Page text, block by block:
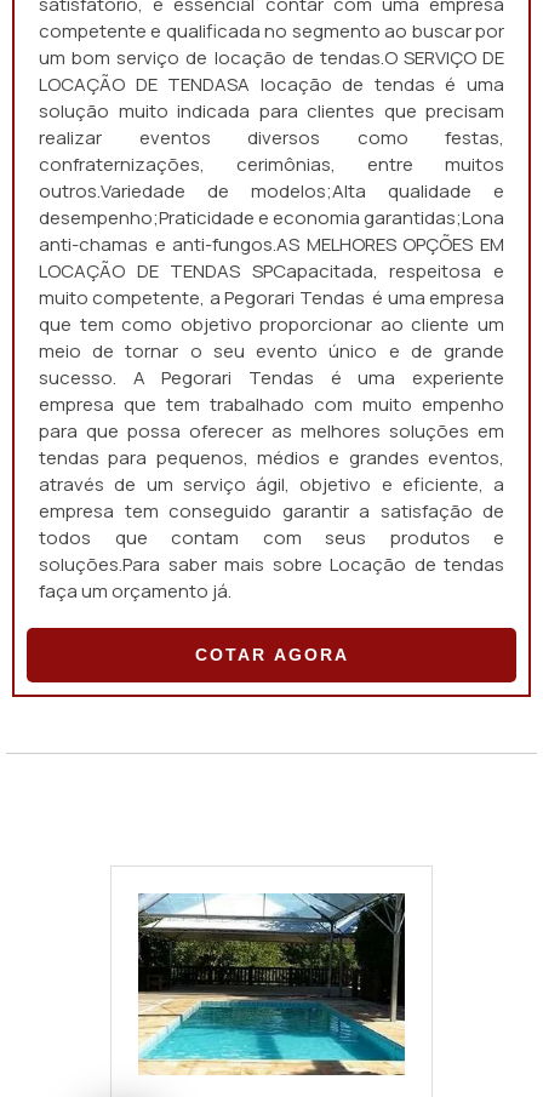
competente e qualificada no segmento ao buscar por
um bom serviço de locação de tendas.O SERVIÇO DE
LOCAÇÃO DE TENDASA locação de tendas é uma
solução muito indicada para clientes que precisam
realizar eventos diversos como festas,
confraternizações, cerimônias, entre muitos
outros.Variedade de modelos;Alta qualidade e
desempenho;Praticidade e economia garantidas;Lona
anti-chamas e anti-fungos.AS MELHORES OPÇÕES EM
LOCAÇÃO DE TENDAS SPCapacitada, respeitosa e
muito competente, a Pegorari Tendas é uma empresa
que tem como objetivo proporcionar ao cliente um
meio de tornar o seu evento único e de grande
sucesso. A Pegorari Tendas é uma experiente
empresa que tem trabalhado com muito empenho
para que possa oferecer as melhores soluções em
tendas para pequenos, médios e grandes eventos,
através de um serviço ágil, objetivo e eficiente, a
empresa tem conseguido garantir a satisfação de
todos que contam com seus produtos e
soluções.Para saber mais sobre Locação de tendas
faça um orçamento já.
COTAR AGORA